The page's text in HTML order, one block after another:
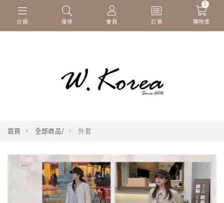
分類 搜尋 會員 訂單
0
購物車
首頁 全部商品/ 外套